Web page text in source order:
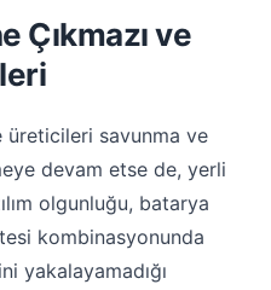
Çıkmazı ve
savunma ve
devam etse de, yerli
olgunluğu, batarya
kombinasyonunda
yakalayamadığı